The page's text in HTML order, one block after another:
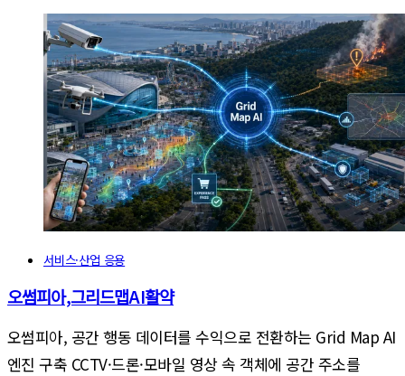
서비스·산업 응용
오썸피아,그리드맵AI활약
오썸피아, 공간 행동 데이터를 수익으로 전환하는 Grid Map AI
엔진 구축 CCTV·드론·모바일 영상 속 객체에 공간 주소를